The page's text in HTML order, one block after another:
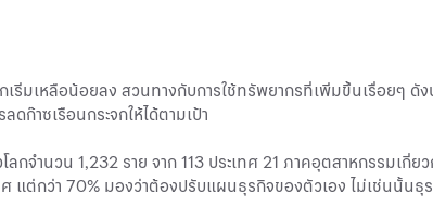
ริ่มเหลือน้อยลง สวนทางกับการใช้ทรัพยากรที่เพิ่มขึ้นเรื่อยๆ
ก๊าซเรือนกระจกให้ได้ตามเป้า
ำนวน 1,232 ราย จาก 113 ประเทศ 21 ภาคอุตสาหกรรมเกี่
ต่กว่า 70% มองว่าต้องปรับแผนธุรกิจของตัวเอง ไม่เช่นนั้นธุร